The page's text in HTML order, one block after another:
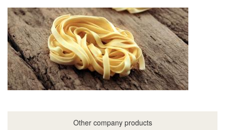
Other company products